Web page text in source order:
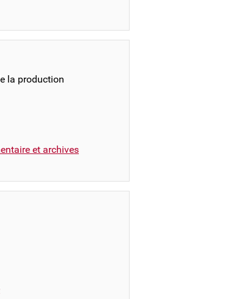
la production
et archives